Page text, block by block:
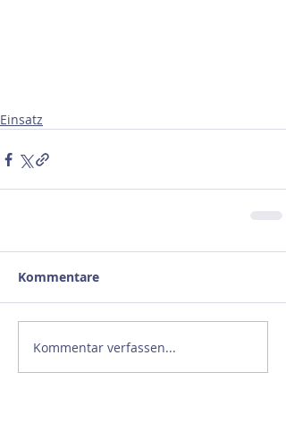
Einsatz
Kommentare
Kommentar verfassen...